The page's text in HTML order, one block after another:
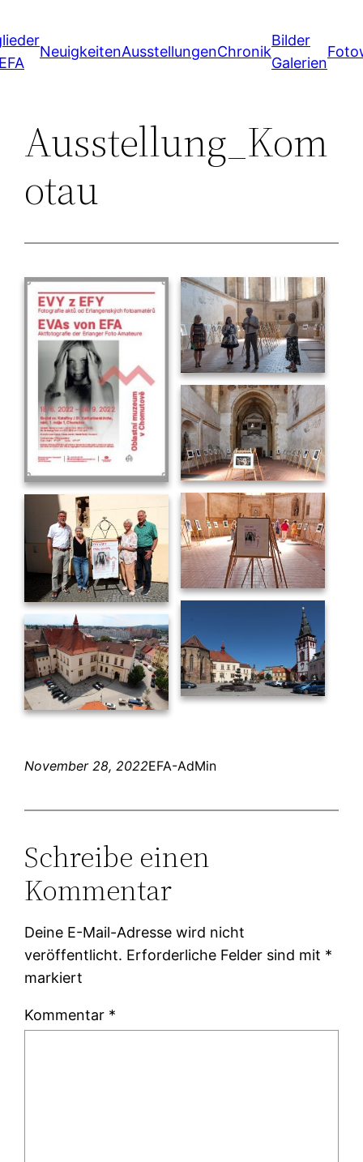
Inhalt
springen
NeuigkeitenAusstellungenChronik
Bilder
Galerien
Ausstellung_Kom
otau
November 28, 2022EFA-AdMin
Schreibe einen
Kommentar
Deine E-Mail-Adresse wird nicht
veröffentlicht. Erforderliche Felder sind mit *
markiert
Kommentar *